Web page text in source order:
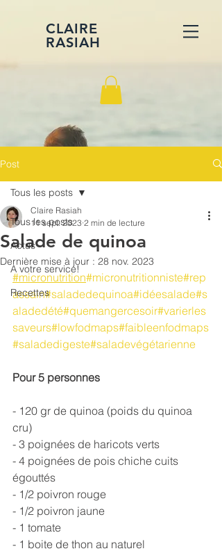
CLAIRE
RASIAH
Post
Tous les posts
Actus
A votre service!
Recettes
Tous les posts
Salade de quinoa
Claire Rasiah
11 sept. 2023 2 min de lecture
Dernière mise à jour : 28 nov. 2023
#micronutrition#micronutritionniste#rep
assain#saladedequinoa#idéesalade#s
aladedété#quemangercesoir#varierles
saveurs#lowfodmaps#faibleenfodmaps
#saladedigeste#saladevégétarienne
Pour 5 personnes
- 120 gr de quinoa (poids du quinoa
cru)
- 3 poignées de haricots verts
- 4 poignées de pois chiche cuits
égouttés
- 1/2 poivron rouge
- 1/2 poivron jaune
- 1 tomate
- 1 boite de thon au naturel